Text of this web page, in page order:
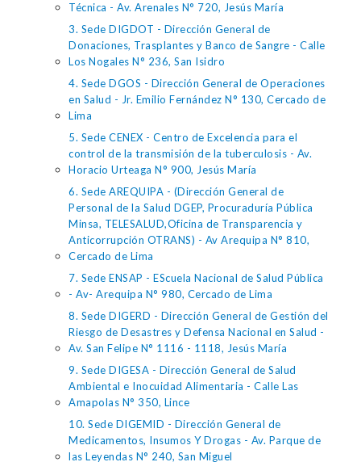
Técnica - Av. Arenales N° 720, Jesús María
3. Sede DIGDOT - Dirección General de
Donaciones, Trasplantes y Banco de Sangre - Calle
Los Nogales N° 236, San Isidro
4. Sede DGOS - Dirección General de Operaciones
en Salud - Jr. Emilio Fernández N° 130, Cercado de
Lima
5. Sede CENEX - Centro de Excelencia para el
control de la transmisión de la tuberculosis - Av.
Horacio Urteaga N° 900, Jesús María
6. Sede AREQUIPA - (Dirección General de
Personal de la Salud DGEP, Procuraduría Pública
Minsa, TELESALUD,Oficina de Transparencia y
Anticorrupción OTRANS) - Av Arequipa N° 810,
Cercado de Lima
7. Sede ENSAP - EScuela Nacional de Salud Pública
- Av- Arequipa N° 980, Cercado de Lima
8. Sede DIGERD - Dirección General de Gestión del
Riesgo de Desastres y Defensa Nacional en Salud -
Av. San Felipe N° 1116 - 1118, Jesús María
9. Sede DIGESA - Dirección General de Salud
Ambiental e Inocuidad Alimentaria - Calle Las
Amapolas N° 350, Lince
10. Sede DIGEMID - Dirección General de
Medicamentos, Insumos Y Drogas - Av. Parque de
las Leyendas N° 240, San Miguel